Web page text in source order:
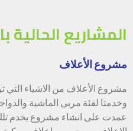
المشاريع الحالية
مشروع الأعلاف
مشروع الأعلاف من الاشياء التي
وخدمتا لفئة مربي الماشية
عمدت على انشاء مشروع يخدم